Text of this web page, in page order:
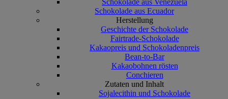
Schokolade aus Venezuela
Schokolade aus Ecuador
Herstellung
Geschichte der Schokolade
Fairtrade-Schokolade
Kakaopreis und Schokoladenpreis
Bean-to-Bar
Kakaobohnen rösten
Conchieren
Zutaten und Inhalt
Sojalecithin und Schokolade